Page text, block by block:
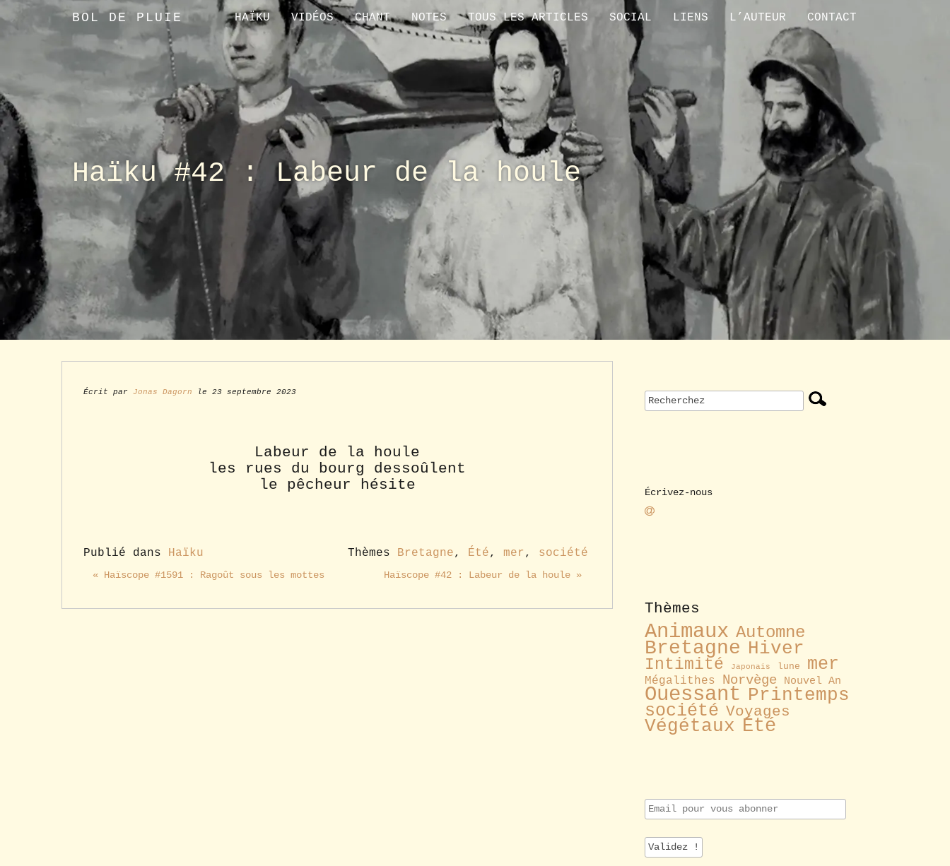
BOL DE PLUIE HAÏKU VIDÉOS CHANT NOTES TOUS LES ARTICLES SOCIAL LIENS L’AUTEUR CONTACT
Haïku #42 : Labeur de la houle
Écrit par Jonas Dagorn le 23 septembre 2023
Labeur de la houle
les rues du bourg dessoûlent
le pêcheur hésite
Publié dans Haïku Thèmes Bretagne, Été, mer , société
« Haïscope #1591 : Ragoût sous les mottes Haïscope #42 : Labeur de la houle »
Écrivez-nous
Thèmes
Animaux Automne
Bretagne Hiver
Intimité Japonais lune mer
Mégalithes Norvège Nouvel An
Ouessant Printemps
société Voyages
Végétaux Été
E
m
i
l